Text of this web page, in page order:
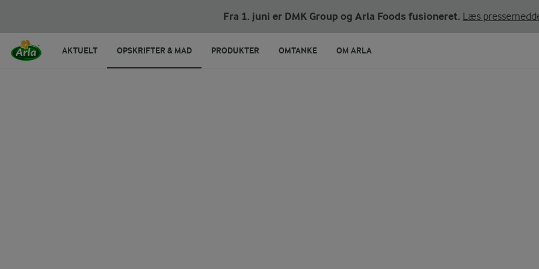
Fra 1. juni er DMK Group og Arla Foods fusioneret. Læs
AKTUELT OPSKRIFTER & MAD PRODUKTER OMTANKE OM ARLA